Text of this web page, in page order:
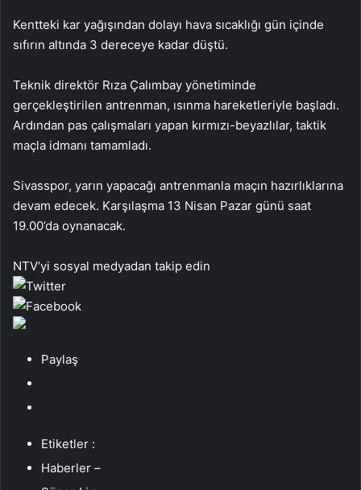
Kentteki kar yağışından dolayı hava sıcaklığı gün içinde
sıfırın altında 3 dereceye kadar düştü.
Teknik direktör Rıza Çalımbay yönetiminde
gerçekleştirilen antrenman, ısınma hareketleriyle başladı.
Ardından pas çalışmaları yapan kırmızı-beyazlılar, taktik
maçla idmanı tamamladı.
Sivasspor, yarın yapacağı antrenmanla maçın hazırlıklarına
devam edecek. Karşılaşma 13 Nisan Pazar günü saat
19.00’da oynanacak.
NTV’yi sosyal medyadan takip edin
Paylaş
Etiketler :
Haberler –